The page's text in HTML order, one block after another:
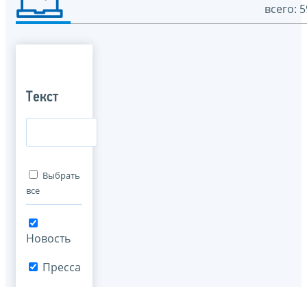
всего:
Текст
Выбрать
все
Новость
Пресса